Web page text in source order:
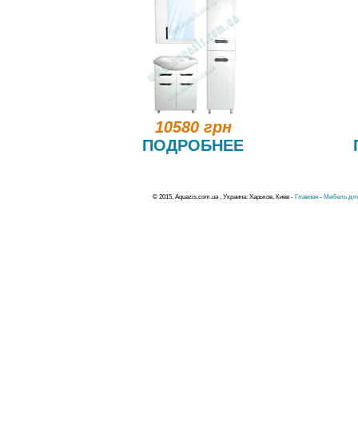
10580 грн
ПОДРОБНЕЕ
© 2015, Aquazis.com.ua , Украина: Харьков, Киев - Главная - Мебель